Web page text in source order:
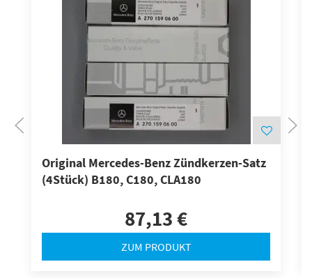
Original Mercedes-Benz Zündkerzen-Satz
(4Stück) B180, C180, CLA180
87,13 €
ZUM PRODUKT